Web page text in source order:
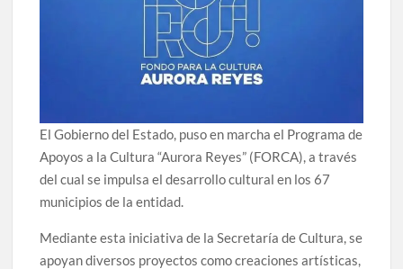
El Gobierno del Estado, puso en marcha el Programa de
Apoyos a la Cultura “Aurora Reyes” (FORCA), a través
del cual se impulsa el desarrollo cultural en los 67
municipios de la entidad.
Mediante esta iniciativa de la Secretaría de Cultura, se
apoyan diversos proyectos como creaciones artísticas,